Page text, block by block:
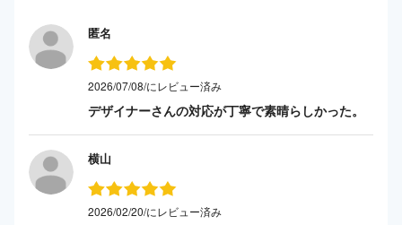
匿名
2026/07/08/にレビュー済み
デザイナーさんの対応が丁寧で素晴らしかった。
横山
2026/02/20/にレビュー済み